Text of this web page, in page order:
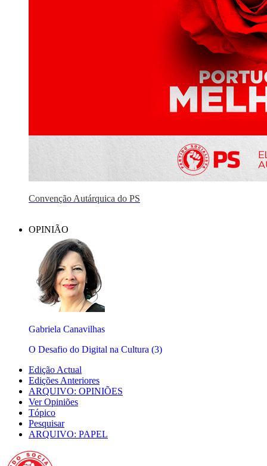
Convenção Autárquica do PS
OPINIÃO
Gabriela Canavilhas
O Desafio do Digital na Cultura (3)
Edição Actual
Edições Anteriores
ARQUIVO: OPINIÕES
Ver Opiniões
Tópico
Pesquisar
ARQUIVO: PAPEL